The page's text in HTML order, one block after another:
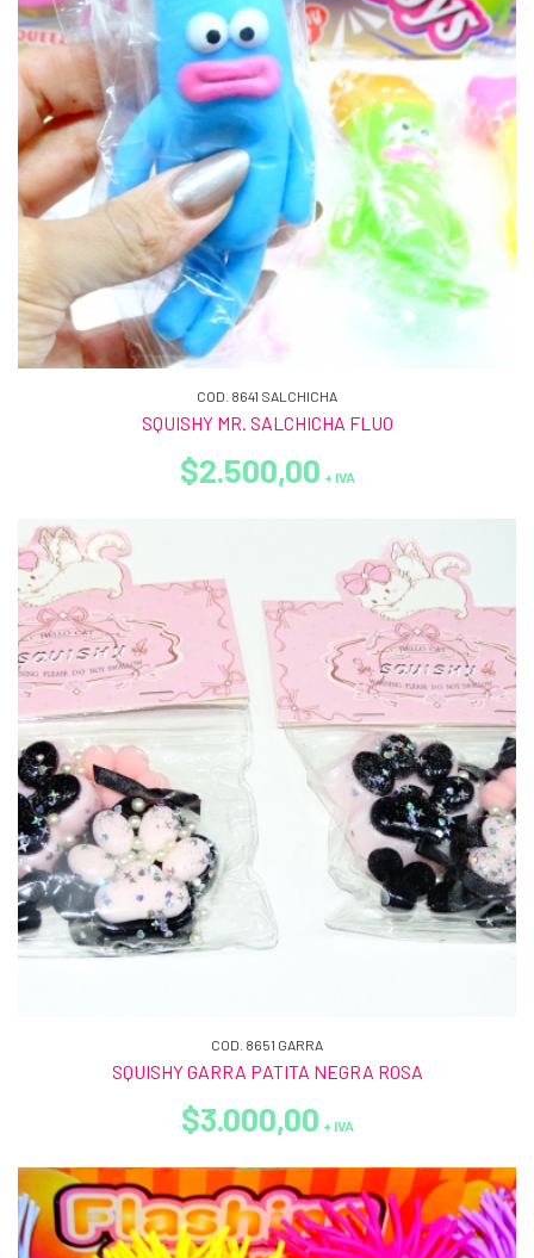
COD. 8641 SALCHICHA
SQUISHY MR. SALCHICHA FLUO
$2.500,00 + IVA
COD. 8651 GARRA
SQUISHY GARRA PATITA NEGRA ROSA
$3.000,00 + IVA